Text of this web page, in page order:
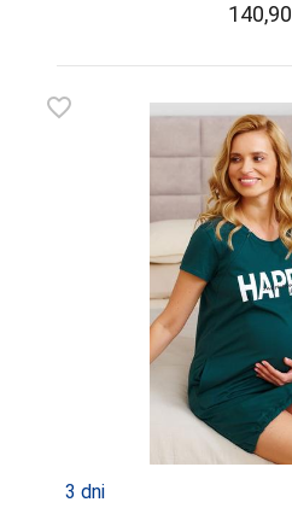
140,90
favorite_border
3 dni